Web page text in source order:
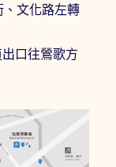
文化路左轉
口往鶯歌方